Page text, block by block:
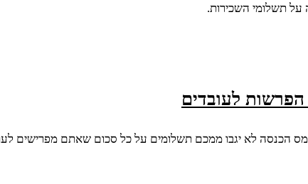
תשלומי השכירות.
לעובדים
הכנסה לא יגבו ממכם תשלומים על כל סכום שאתם מפרישים